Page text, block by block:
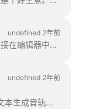
undefined 2年前
在 Wave.video 中，创建视频时可以直接在编辑器中录制配音。点击音轨并选择 "录制语音"：配音 7...
undefined 2年前
Wave.video 使用亚马逊 Polly 技术从文本生成音轨。有时，默认结果并不是完美无缺的，您可能想调整生成的语音。